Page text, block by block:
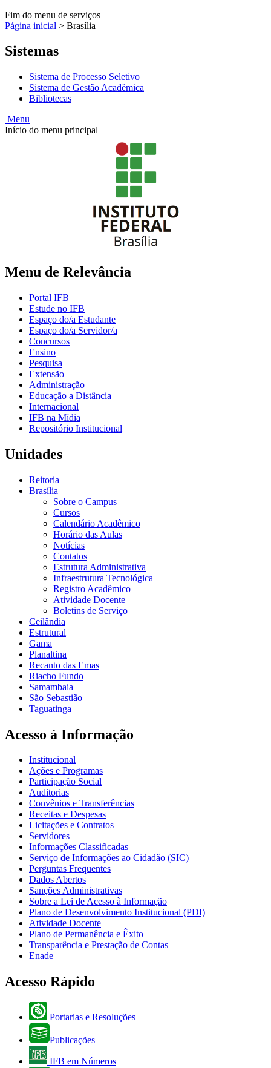
Fim do menu de serviços
Página inicial > Brasília
Sistemas
Sistema de Processo Seletivo
Sistema de Gestão Acadêmica
Bibliotecas
Menu
Início do menu principal
Menu de Relevância
Portal IFB
Estude no IFB
Espaço do/a Estudante
Espaço do/a Servidor/a
Concursos
Ensino
Pesquisa
Extensão
Administração
Educação a Distância
Internacional
IFB na Mídia
Repositório Institucional
Unidades
Reitoria
Brasília
Sobre o Campus
Cursos
Calendário Acadêmico
Horário das Aulas
Notícias
Contatos
Estrutura Administrativa
Infraestrutura Tecnológica
Registro Acadêmico
Atividade Docente
Boletins de Serviço
Ceilândia
Estrutural
Gama
Planaltina
Recanto das Emas
Riacho Fundo
Samambaia
São Sebastião
Taguatinga
Acesso à Informação
Institucional
Ações e Programas
Participação Social
Auditorias
Convênios e Transferências
Receitas e Despesas
Licitações e Contratos
Servidores
Informações Classificadas
Serviço de Informações ao Cidadão (SIC)
Perguntas Frequentes
Dados Abertos
Sanções Administrativas
Sobre a Lei de Acesso à Informação
Plano de Desenvolvimento Institucional (PDI)
Atividade Docente
Plano de Permanência e Êxito
Transparência e Prestação de Contas
Enade
Acesso Rápido
Portarias e Resoluções
Publicações
IFB em Números